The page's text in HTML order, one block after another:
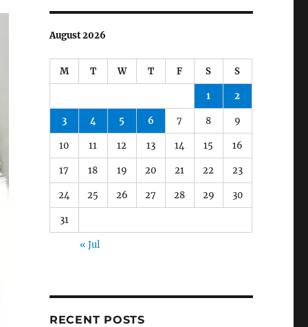
August 2026
M T W T F S S
1 2
3 4 5 6 7 8 9
10 11 12 13 14 15 16
17 18 19 20 21 22 23
24 25 26 27 28 29 30
31
« Jul
RECENT POSTS